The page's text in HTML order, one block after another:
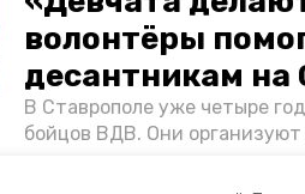
волонтёры
десантникам на
В Ставрополе уже четыре
бойцов ВДВ. Они
спецоперации и лично